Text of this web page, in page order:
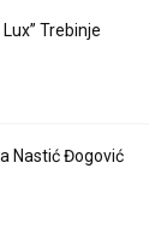
Trebinje
Nastić Đogović